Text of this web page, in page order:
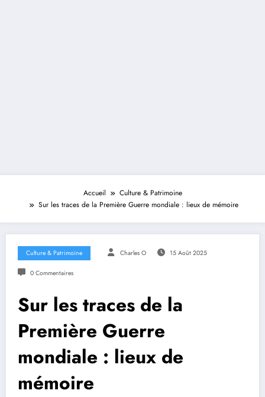
Accueil
Culture & Patrimoine
Sur les traces de la Première Guerre mondiale : lieux de mémoire
Culture & Patrimoine Charles O 15 Août 2025
0 Commentaires
Sur les traces de la
Première Guerre
mondiale : lieux de
mémoire